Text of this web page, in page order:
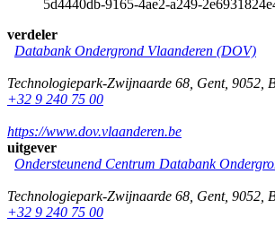
5d4440db-9165-4ae2-a249-
verdeler
Databank Ondergrond Vlaanderen (DOV)
Technologiepark-Zwijnaarde 68 Gent, 9052
+32 9 240 75 00
https://www.dov.vlaanderen.be
uitgever
Ondersteunend Centrum Databank
Technologiepark-Zwijnaarde 68 Gent, 9052
+32 9 240 75 00